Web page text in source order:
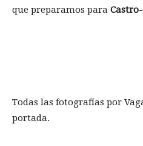
que preparamos para
Todas las fotografías por
portada.